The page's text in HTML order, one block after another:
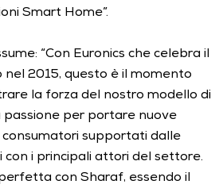
Smart Home”.
“Con Euronics che celebra il
nel 2015, questo è il momento
la forza del nostro modello di
passione per portare nuove
consumatori supportati dalle
i principali attori del settore.
con Sharaf, essendo il